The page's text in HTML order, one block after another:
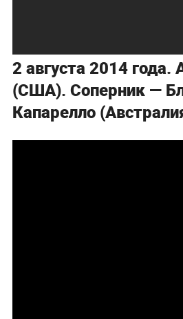
2 августа 2014 года.
(США). Соперник —
Капарелло